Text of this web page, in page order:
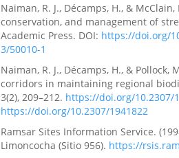
Naiman, R. J., Décamps, H., &
conservation, and management of
Academic Press. DOI: https://doi.org/
3/50010-1
Naiman, R. J., Décamps, H., &
corridors in maintaining regional
3(2), 209–212. https://doi.org/10.2307/
https://doi.org/10.2307/1941822
Ramsar Sites Information Service.
Limoncocha (Sitio 956). https://